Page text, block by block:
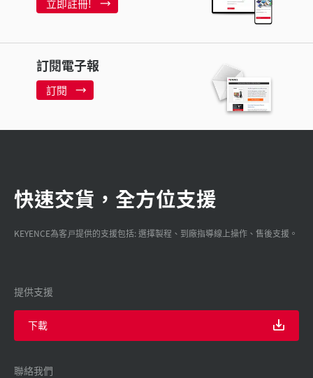
立即註冊!
訂閱電子報
訂閱
快速交貨，全方位支援
KEYENCE為客戸提供的支援包括: 選擇製程、到廠指導線上操作、售後支援。
提供支援
下載
聯絡我們